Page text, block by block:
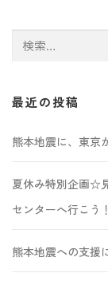
検
最近の投稿
熊本地震に、東京
夏休み特別企画☆
センターへ行こう
熊本地震への支援